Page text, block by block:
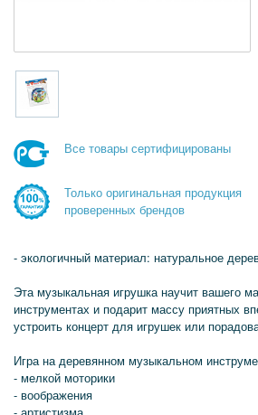
Все товары сертифицированы
Только оригинальная продукция
проверенных брендов
- экологичный материал: натуральное
Эта музыкальная игрушка научит вашего
инструментах и подарит массу приятных
устроить концерт для игрушек или
Игра на деревянном музыкальном
- мелкой моторики
- воображения